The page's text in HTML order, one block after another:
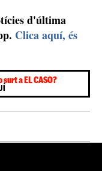
d'última
Clica aquí, és
a EL CASO?